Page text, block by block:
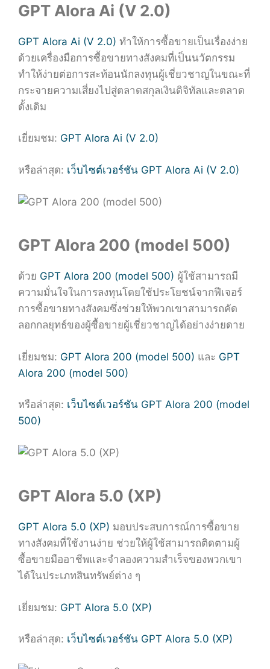
GPT Alora Ai (V 2.0)
GPT Alora Ai (V 2.0) ทำให้การซื้อขายเป็นเรื่องง่าย
ด้วยเครื่องมือการซื้อขายทางสังคมที่เป็นนวัตกรรม
ทำให้ง่ายต่อการสะท้อนนักลงทุนผู้เชี่ยวชาญในขณะที่
กระจายความเสี่ยงไปสู่ตลาดสกุลเงินดิจิทัลและตลาด
ดั้งเดิม
เยี่ยมชม: GPT Alora Ai (V 2.0)
หรือล่าสุด: เว็บไซต์เวอร์ชัน GPT Alora Ai (V 2.0)
GPT Alora 200 (model 500)
ด้วย GPT Alora 200 (model 500) ผู้ใช้สามารถมี
ความมั่นใจในการลงทุนโดยใช้ประโยชน์จากฟีเจอร์
การซื้อขายทางสังคมซึ่งช่วยให้พวกเขาสามารถคัด
ลอกกลยุทธ์ของผู้ซื้อขายผู้เชี่ยวชาญได้อย่างง่ายดาย
เยี่ยมชม: GPT Alora 200 (model 500) และ GPT
Alora 200 (model 500)
หรือล่าสุด: เว็บไซต์เวอร์ชัน GPT Alora 200 (model
500)
GPT Alora 5.0 (XP)
GPT Alora 5.0 (XP) มอบประสบการณ์การซื้อขาย
ทางสังคมที่ใช้งานง่าย ช่วยให้ผู้ใช้สามารถติดตามผู้
ซื้อขายมืออาชีพและจำลองความสำเร็จของพวกเขา
ได้ในประเภทสินทรัพย์ต่าง ๆ
เยี่ยมชม: GPT Alora 5.0 (XP)
หรือล่าสุด: เว็บไซต์เวอร์ชัน GPT Alora 5.0 (XP)